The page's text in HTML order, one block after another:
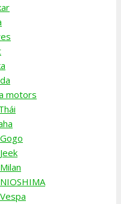
motors